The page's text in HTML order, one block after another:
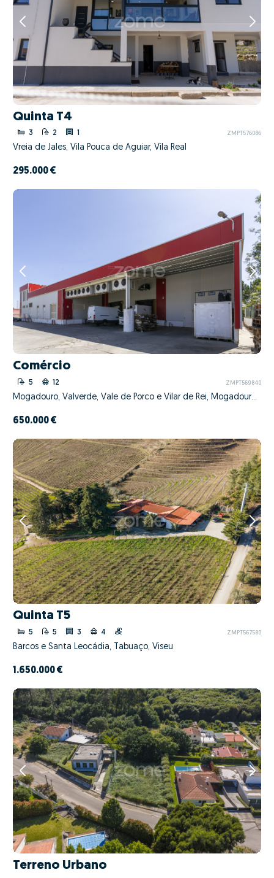
Quinta T4
3 2 1 ZMPT576086
Vreia de Jales, Vila Pouca de Aguiar, Vila Real
295.000 €
Comércio
5 12 ZMPT569840
Mogadouro, Valverde, Vale de Porco e Vilar de Rei, Mogadouro, Bragança
650.000 €
Quinta T5
5 5 3 4 ZMPT567580
Barcos e Santa Leocádia, Tabuaço, Viseu
1.650.000 €
Terreno Urbano